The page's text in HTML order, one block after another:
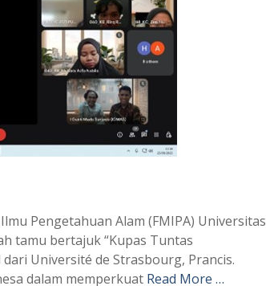
Pengetahuan Alam (FMIPA) Universitas
tamu bertajuk “Kupas Tuntas
Université de Strasbourg, Prancis.
dalam memperkuat Read More …